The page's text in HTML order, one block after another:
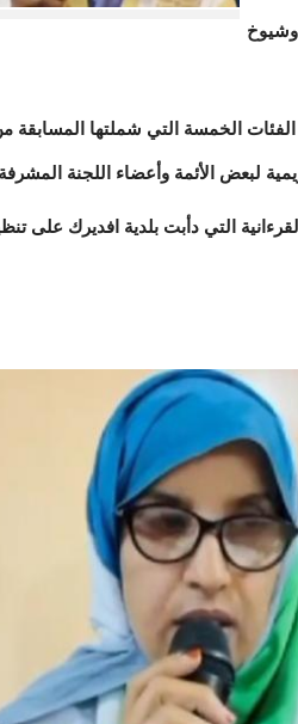
وشيوخ
لبعض الأئمة وأعضاء اللجنة
التي دأبت بلدية افديرك على